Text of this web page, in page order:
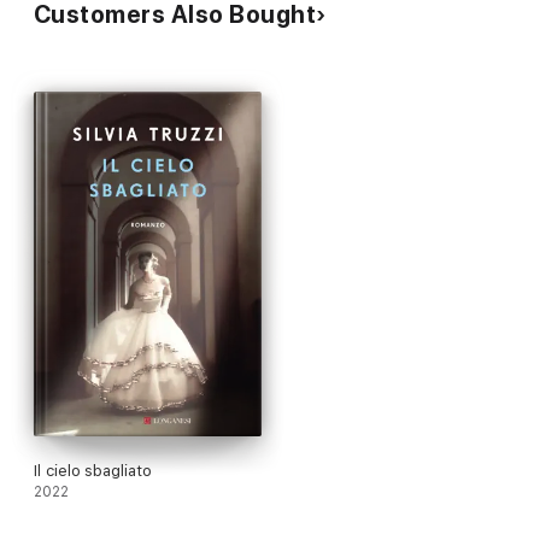
Customers Also Bought
Il cielo sbagliato
2022